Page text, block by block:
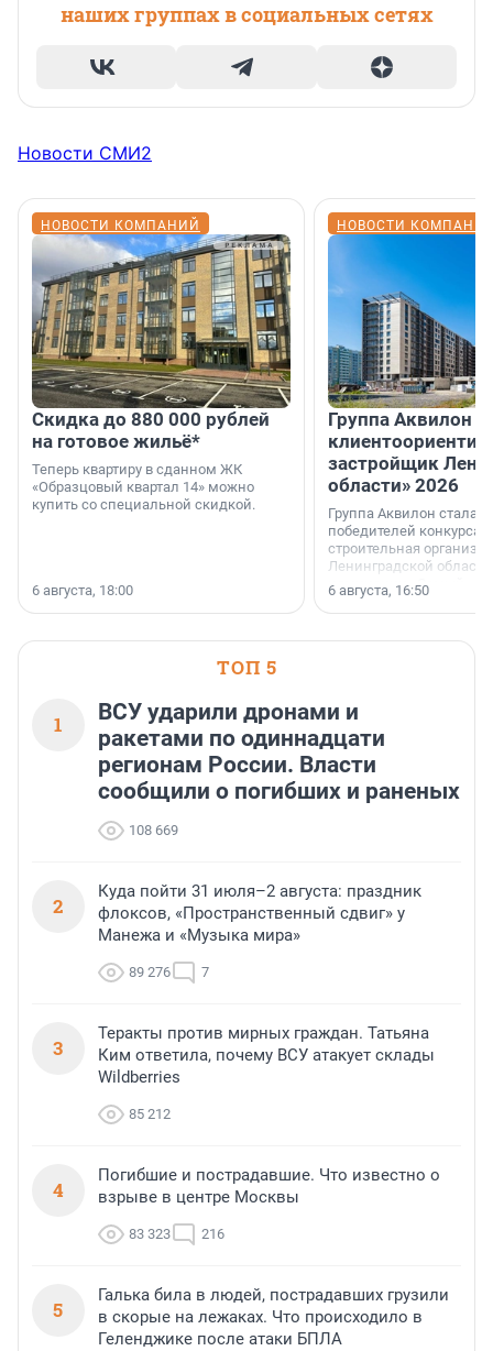
наших группах в социальных сетях
Новости СМИ2
НОВОСТИ КОМПАНИЙ
Скидка до 880 000 рублей
на готовое жильё*
Теперь квартиру в сданном ЖК
«Образцовый квартал 14» можно
купить со специальной скидкой.
6 августа, 18:00
НОВОСТИ
Группа Аквилон
застройщик
области» 2026
Группа Аквилон стала
победителей конкурса
строительная
Ленинградской области
номинации «Самый
застройщик
области».
6 августа, 16:50
ТОП 5
1
ВСУ ударили дронами и
ракетами по одиннадцати
регионам России. Власти
сообщили о погибших и раненых
108 669
2
Куда пойти 31 июля–2 августа: праздник
флоксов, «Пространственный сдвиг» у
Манежа и «Музыка мира»
89 276 7
3
Теракты против мирных граждан. Татьяна
Ким ответила, почему ВСУ атакует склады
Wildberries
85 212
4
Погибшие и пострадавшие. Что известно о
взрыве в центре Москвы
83 323 216
5
Галька била в людей, пострадавших грузили
в скорые на лежаках. Что происходило в
Геленджике после атаки БПЛА